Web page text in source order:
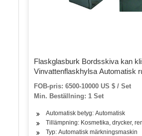
Flaskglasburk Bordsskiva kan
Vinvattenflaskhylsa Automatisk
flaskmärkningsmaskin för runda
FOB-pris: 6500-10000 US $ / Set
Min. Beställning: 1 Set
Automatisk betyg: Automatisk
Tillämpning: Kosmetika, drycker,
Typ: Automatisk märkningsmaskin